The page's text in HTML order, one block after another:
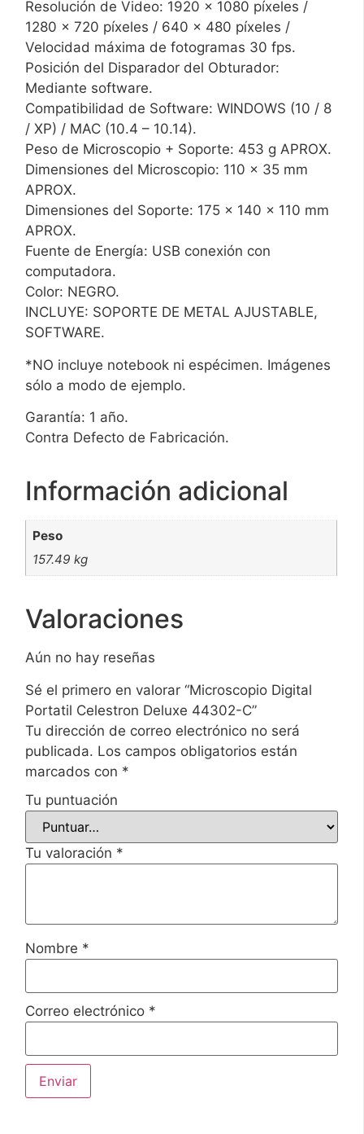
Resolución de Video: 1920 x 1080 píxeles /
1280 x 720 píxeles / 640 x 480 píxeles /
Velocidad máxima de fotogramas 30 fps.
Posición del Disparador del Obturador:
Mediante software.
Compatibilidad de Software: WINDOWS (10 / 8
/ XP) / MAC (10.4 – 10.14).
Peso de Microscopio + Soporte: 453 g APROX.
Dimensiones del Microscopio: 110 x 35 mm
APROX.
Dimensiones del Soporte: 175 x 140 x 110 mm
APROX.
Fuente de Energía: USB conexión con
computadora.
Color: NEGRO.
INCLUYE: SOPORTE DE METAL AJUSTABLE,
SOFTWARE.
*NO incluye notebook ni espécimen. Imágenes
sólo a modo de ejemplo.
Garantía: 1 año.
Contra Defecto de Fabricación.
Información adicional
Peso
157.49 kg
Valoraciones
Aún no hay reseñas
Sé el primero en valorar “Microscopio Digital
Portatil Celestron Deluxe 44302-C”
Tu dirección de correo electrónico no será
publicada. Los campos obligatorios están
marcados con *
Tu puntuación
Tu valoración *
Nombre *
Correo electrónico *